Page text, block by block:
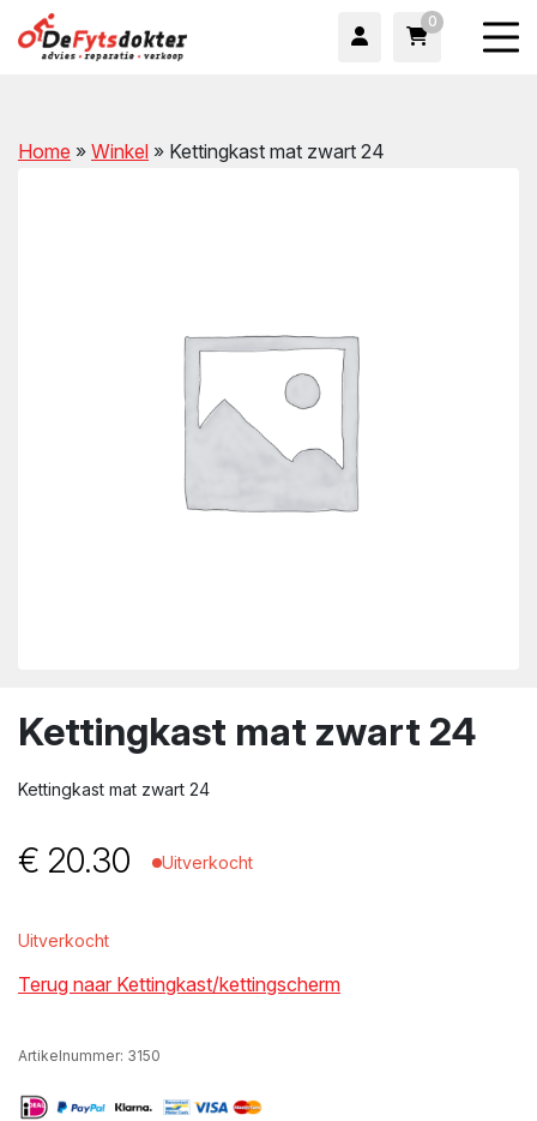
0
Home » Winkel » Kettingkast mat zwart 24
Kettingkast mat zwart 24
Kettingkast mat zwart 24
€ 20.30 Uitverkocht
Uitverkocht
Terug naar Kettingkast/kettingscherm
Artikelnummer: 3150